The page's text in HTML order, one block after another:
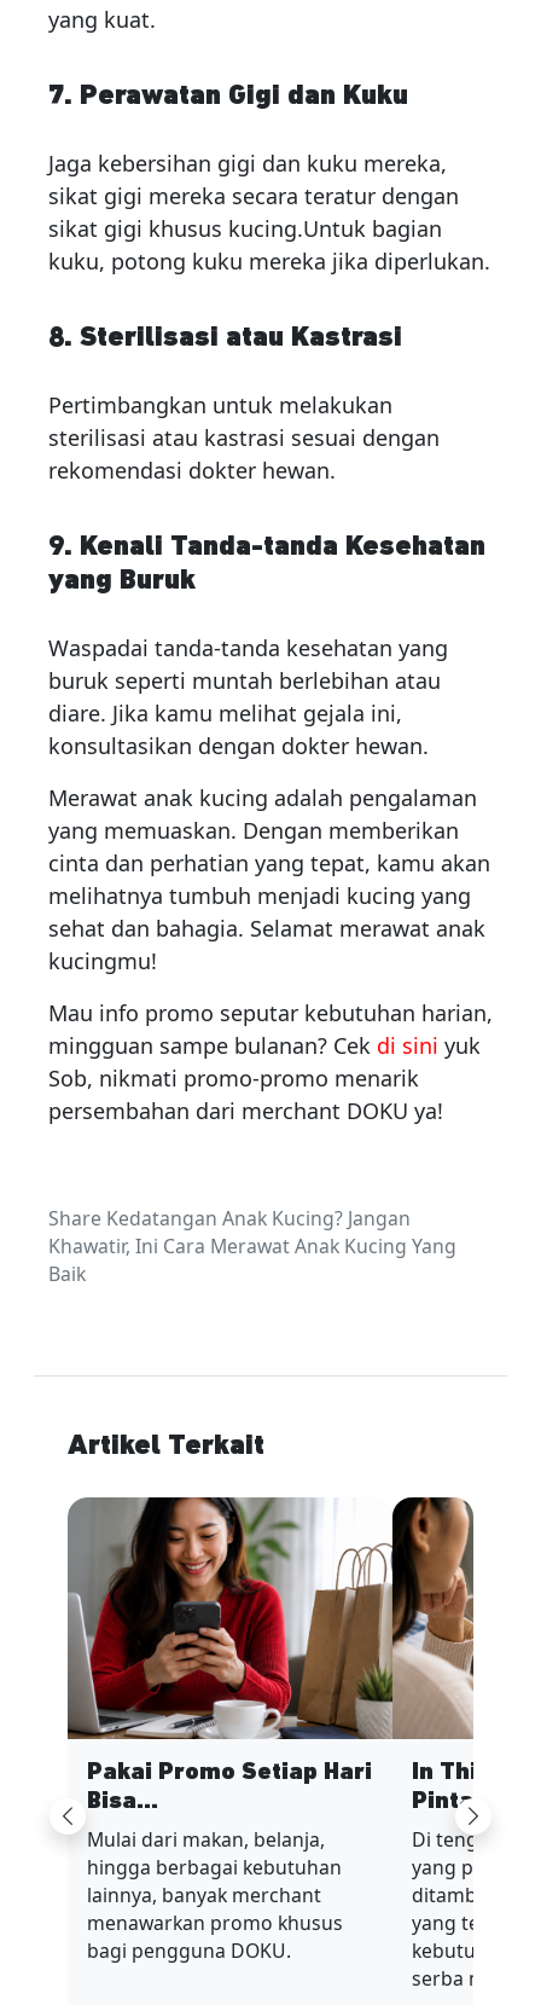
yang kuat.
7. Perawatan Gigi dan Kuku
Jaga kebersihan gigi dan kuku mereka,
sikat gigi mereka secara teratur dengan
sikat gigi khusus kucing.Untuk bagian
kuku, potong kuku mereka jika diperlukan.
8. Sterilisasi atau Kastrasi
Pertimbangkan untuk melakukan
sterilisasi atau kastrasi sesuai dengan
rekomendasi dokter hewan.
9. Kenali Tanda-tanda Kesehatan
yang Buruk
Waspadai tanda-tanda kesehatan yang
buruk seperti muntah berlebihan atau
diare. Jika kamu melihat gejala ini,
konsultasikan dengan dokter hewan.
Merawat anak kucing adalah pengalaman
yang memuaskan. Dengan memberikan
cinta dan perhatian yang tepat, kamu akan
melihatnya tumbuh menjadi kucing yang
sehat dan bahagia. Selamat merawat anak
kucingmu!
Mau info promo seputar kebutuhan harian,
mingguan sampe bulanan? Cek di sini yuk
Sob, nikmati promo-promo menarik
persembahan dari merchant DOKU ya!
Share Kedatangan Anak Kucing? Jangan
Khawatir, Ini Cara Merawat Anak Kucing Yang
Baik
Artikel Terkait
Previous
Pakai Promo Setiap Hari
Bisa...
Mulai dari makan, belanja,
hingga berbagai kebutuhan
lainnya, banyak merchant
menawarkan promo khusus
bagi pengguna DOKU.
In This
Pinta...
Di tengah
yang penuh
ditambah
yang terus
kebutuhan
serba mahal.
Next